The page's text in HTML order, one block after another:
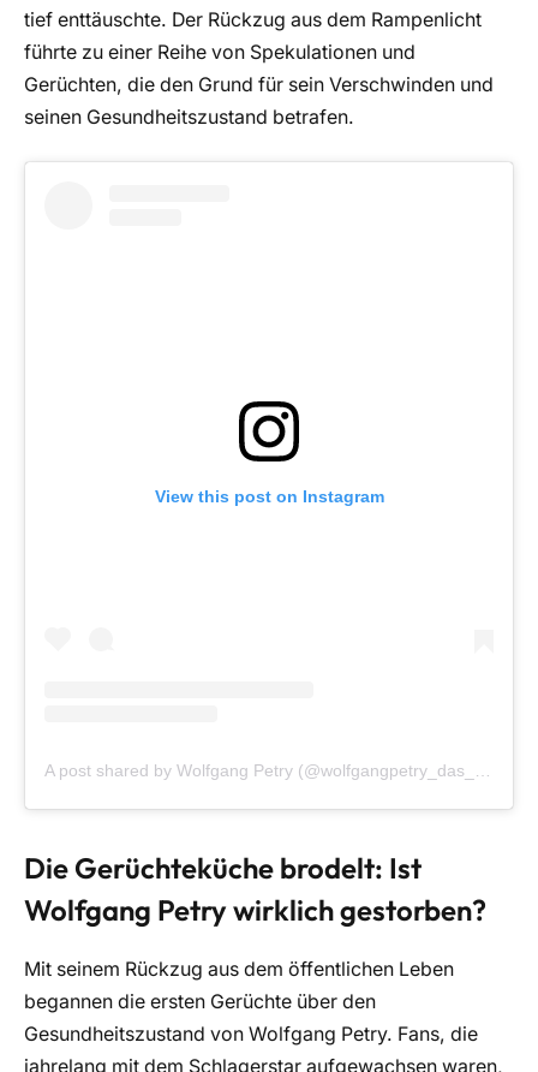
tief enttäuschte. Der Rückzug aus dem Rampenlicht
führte zu einer Reihe von Spekulationen und
Gerüchten, die den Grund für sein Verschwinden und
seinen Gesundheitszustand betrafen.
View this post on Instagram
Die Gerüchteküche brodelt: Ist
Wolfgang Petry wirklich gestorben?
Mit seinem Rückzug aus dem öffentlichen Leben
begannen die ersten Gerüchte über den
Gesundheitszustand von Wolfgang Petry. Fans, die
jahrelang mit dem Schlagerstar aufgewachsen waren,